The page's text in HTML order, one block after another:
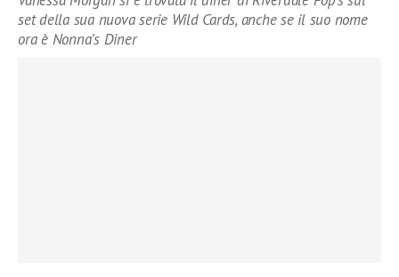
set della sua nuova serie Wild Cards, anche se il suo nome
ora è Nonna’s Diner